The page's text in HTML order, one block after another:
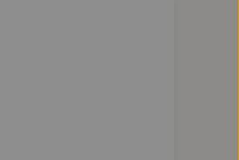
活，關於時間與存在